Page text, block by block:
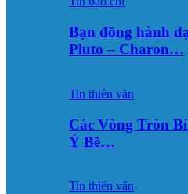
Bạn đồng hành
Pluto – Charon…
Tin thiên văn
Các Vòng Tròn
Ý Bề…
Tin thiên văn